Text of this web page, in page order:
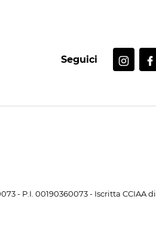
Seguici
- P.I. 00190360073 - Iscritta CCIAA di